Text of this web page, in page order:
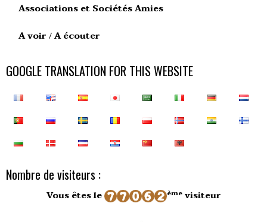
Associations et Sociétés Amies
A voir / A écouter
GOOGLE TRANSLATION FOR THIS WEBSITE
Nombre de visiteurs :
Vous êtes le èmevisiteur